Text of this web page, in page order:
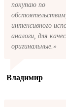
покупаю по
интенсивного
аналоги, для
оригинальные.»
Владимир